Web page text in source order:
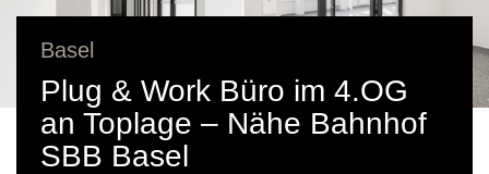
Basel
Plug & Work Büro im 4.OG
an Toplage – Nähe Bahnhof
SBB Basel